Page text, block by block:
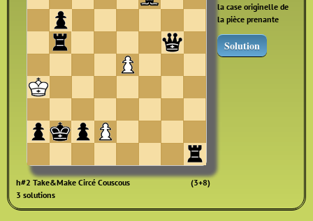
h#2 Take&Make Circé Couscous
(3+8)
3 solutions
la case originelle de
la pièce prenante
Solution